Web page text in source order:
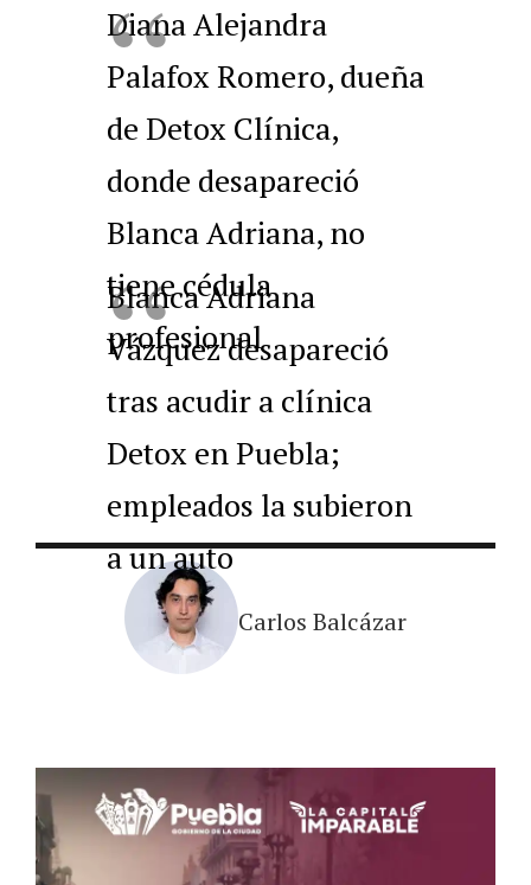
Diana Alejandra
Palafox Romero, dueña
de Detox Clínica,
donde desapareció
Blanca Adriana, no
tiene cédula
profesional
Blanca Adriana
Vázquez desapareció
tras acudir a clínica
Detox en Puebla;
empleados la subieron
a un auto
Carlos Balcázar